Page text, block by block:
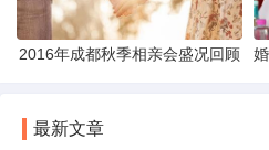
2016年成都秋季相亲会盛况回顾
最新文章